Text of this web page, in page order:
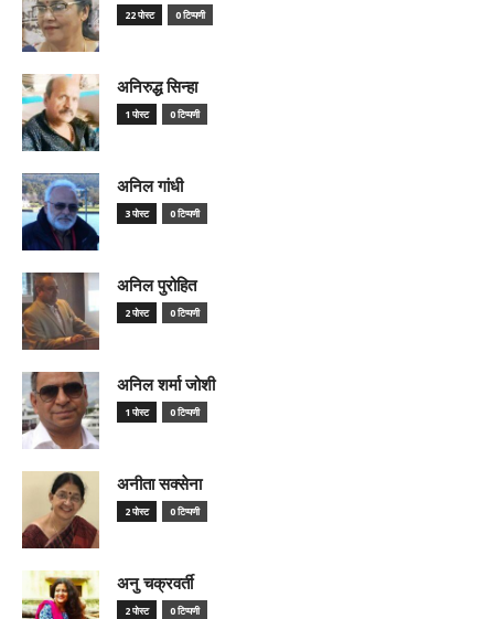
22 पोस्ट 0 टिप्पणी
अनिरुद्ध सिन्हा
1 पोस्ट 0 टिप्पणी
अनिल गांधी
3 पोस्ट 0 टिप्पणी
अनिल पुरोहित
2 पोस्ट 0 टिप्पणी
अनिल शर्मा जोशी
1 पोस्ट 0 टिप्पणी
अनीता सक्सेना
2 पोस्ट 0 टिप्पणी
अनु चक्रवर्ती
2 पोस्ट 0 टिप्पणी